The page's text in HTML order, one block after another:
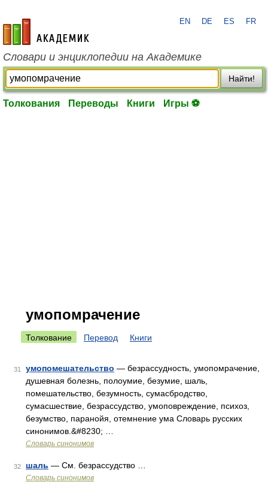
academic.ru
EN DE ES FR
Словари и энциклопедии на Академике
Найти!
Толкования Переводы Книги Игры ⚽
умопомрачение
Толкование Перевод Книги
31 умопомешательство — безрассудность, умопомрачение,
душевная болезнь, полоумие, безумие, шаль,
помешательство, безумность, сумасбродство,
сумасшествие, безрассудство, умоповреждение, психоз,
безумство, паранойя, отемнение ума Словарь русских
синонимов.&#8230; …
Словарь синонимов
32 шаль — См. безрассудство …
Словарь синонимов